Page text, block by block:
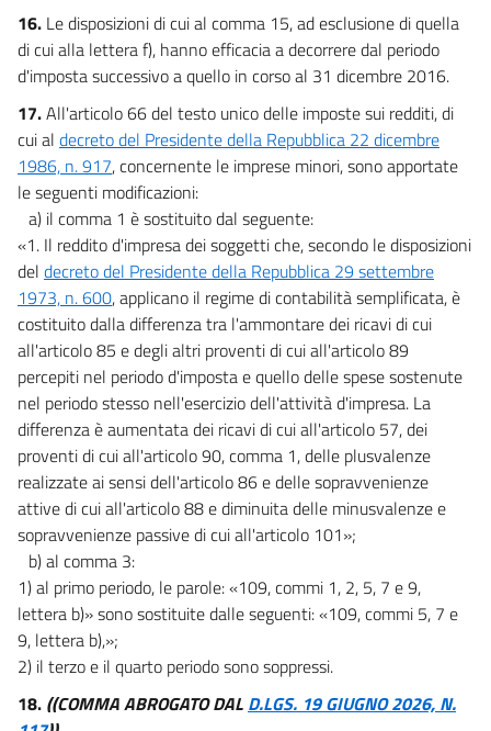
16. Le disposizioni di cui al comma 15, ad esclusione di quella
di cui alla lettera f), hanno efficacia a decorrere dal periodo
d'imposta successivo a quello in corso al 31 dicembre 2016.
17.All'articolo 66 del testo unico delle imposte sui redditi, di
cui al decreto del Presidente della Repubblica 22 dicembre
1986, n. 917, concernente le imprese minori, sono apportate
le seguenti modificazioni:
a) il comma 1 è sostituito dal seguente:
«1. Il reddito d'impresa dei soggetti che, secondo le disposizioni
del decreto del Presidente della Repubblica 29 settembre
1973, n. 600, applicano il regime di contabilità semplificata, è
costituito dalla differenza tra l'ammontare dei ricavi di cui
all'articolo 85 e degli altri proventi di cui all'articolo 89
percepiti nel periodo d'imposta e quello delle spese sostenute
nel periodo stesso nell'esercizio dell'attività d'impresa. La
differenza è aumentata dei ricavi di cui all'articolo 57, dei
proventi di cui all'articolo 90, comma 1, delle plusvalenze
realizzate ai sensi dell'articolo 86 e delle sopravvenienze
attive di cui all'articolo 88 e diminuita delle minusvalenze e
sopravvenienze passive di cui all'articolo 101»;
b) al comma 3:
1) al primo periodo, le parole: «109, commi 1, 2, 5, 7 e 9,
lettera b)» sono sostituite dalle seguenti: «109, commi 5, 7 e
9, lettera b),»;
2) il terzo e il quarto periodo sono soppressi.
18. ((COMMA ABROGATO DAL D.LGS. 19 GIUGNO 2026, N.